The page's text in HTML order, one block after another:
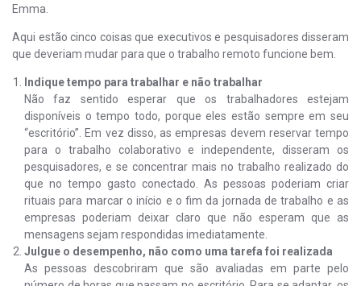
Emma.
Aqui estão cinco coisas que executivos e pesquisadores disseram
que deveriam mudar para que o trabalho remoto funcione bem.
Indique tempo para trabalhar e não trabalhar
Não faz sentido esperar que os trabalhadores estejam
disponíveis o tempo todo, porque eles estão sempre em seu
“escritório”. Em vez disso, as empresas devem reservar tempo
para o trabalho colaborativo e independente, disseram os
pesquisadores, e se concentrar mais no trabalho realizado do
que no tempo gasto conectado. As pessoas poderiam criar
rituais para marcar o início e o fim da jornada de trabalho e as
empresas poderiam deixar claro que não esperam que as
mensagens sejam respondidas imediatamente.
Julgue o desempenho, não como uma tarefa foi realizada
As pessoas descobriram que são avaliadas em parte pelo